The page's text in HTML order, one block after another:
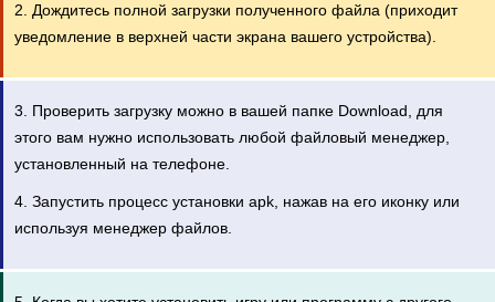
2. Дождитесь полной загрузки полученного файла (приходит
уведомление в верхней части экрана вашего устройства).
3. Проверить загрузку можно в вашей папке Download, для
этого вам нужно использовать любой файловый менеджер,
установленный на телефоне.
4. Запустить процесс установки apk, нажав на его иконку или
используя менеджер файлов.